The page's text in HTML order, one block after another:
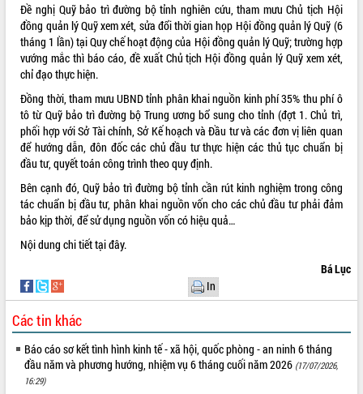
VIDEO
Loading the player...
Khám bệnh, cấp phát thuốc miễn phí
Hội nghị UBND tỉnh Đắk Lắk thường kỳ
tháng 7/2026
Lễ truy tặng danh hiệu “Bà Mẹ Việt
Nam Anh hùng” và trao Huân chương
UBND tỉnh Đắk Lắk triển khai nhiệm
vụ 6 tháng cuối năm 2026
tỉnh khóa XI quyết nghị nhiều nội dung
Bí thư Tỉnh ủy Lương Nguyễn Minh
Triết thăm, tặng quà người có công với
cách mạng
Rà soát, hoàn thiện hệ thống thiết chế
văn hóa, thể thao đáp ứng yêu cầu
phát triển mới
ALBUM ẢNH
LIÊN KẾT WEB
Đề nghị Quỹ bảo trì đường bộ tỉnh nghiên cứu, tham mưu Chủ tịch Hội
đồng quản lý Quỹ xem xét, sửa đổi thời gian họp Hội đồng quản lý Quỹ (6
tháng 1 lần) tại Quy chế hoạt động của Hội đồng quản lý Quỹ; trường hợp
vướng mắc thì báo cáo, đề xuất Chủ tịch Hội đồng quản lý Quỹ xem xét,
chỉ đạo thực hiện.
Đồng thời, tham mưu UBND tỉnh phân khai nguồn kinh phí 35% thu phí ô
tô từ Quỹ bảo trì đường bộ Trung ương bổ sung cho tỉnh (đợt 1. Chủ trì,
phối hợp với Sở Tài chính, Sở Kế hoạch và Đầu tư và các đơn vị liên quan
để hướng dẫn, đôn đốc các chủ đầu tư thực hiện các thủ tục chuẩn bị
đầu tư, quyết toán công trình theo quy định.
Bên cạnh đó, Quỹ bảo trì đường bộ tỉnh cần rút kinh nghiệm trong công
tác chuẩn bị đầu tư, phân khai nguồn vốn cho các chủ đầu tư phải đảm
bảo kịp thời, để sử dụng nguồn vốn có hiệu quả…
Nội dung chi tiếttại đây.
Bá Lục
In
Các tin khác
Báo cáo sơ kết tình hình kinh tế - xã hội, quốc phòng - an ninh 6 tháng
đầu năm và phương hướng, nhiệm vụ 6 tháng cuối năm 2026 (17/07/2026,
16:29)